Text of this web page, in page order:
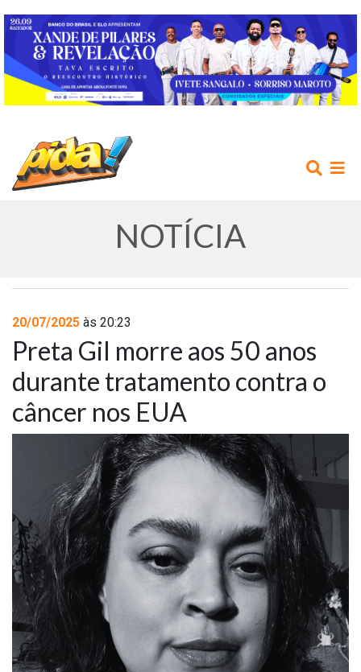
AGENDA
NOTÍCIAS
VÍDEOS
PROMOÇÕES
CONTATO
NOTÍCIA
20/07/2025 às 20:23
Preta Gil morre aos 50 anos
durante tratamento contra o
câncer nos EUA